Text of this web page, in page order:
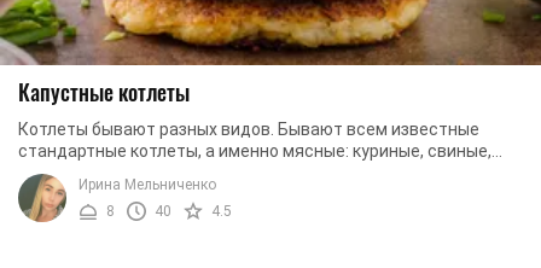
Капустные котлеты
Котлеты бывают разных видов. Бывают всем известные
стандартные котлеты, а именно мясные: куриные, свиные,
говяжьи. Наверное, вы уже сталкивались ...
Ирина Мельниченко
8
40 4.5